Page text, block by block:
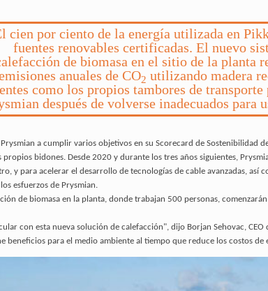
cien por ciento de la energía utilizada en
fuentes renovables certificadas. El nuevo
de biomasa en el sitio de la planta
anuales de CO2 utilizando madera
como los propios tambores de transporte
después de volverse inadecuados para
a cumplir varios objetivos en su Scorecard de Sostenibilidad
bidones. Desde 2020 y durante los tres años siguientes,
y para acelerar el desarrollo de tecnologías de cable avanzadas, así
esfuerzos de Prysmian.
de biomasa en la planta, donde trabajan 500 personas,
con esta nueva solución de calefacción", dijo Borjan Sehovac,
beneficios para el medio ambiente al tiempo que reduce los costos de